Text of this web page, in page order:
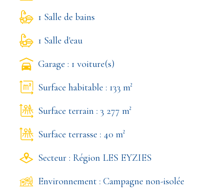
1 Salle de bains
1 Salle d'eau
Garage : 1 voiture(s)
Surface habitable : 133 m²
Surface terrain : 3 277 m²
Surface terrasse : 40 m²
Secteur : Région LES EYZIES
Environnement : Campagne non-isolée